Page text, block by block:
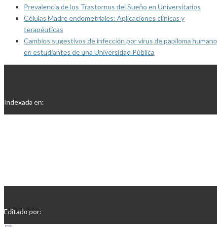
Prevalencia de los Trastornos del Sueño en Universitarios
Células Madre endometriales: Aplicaciones clínicas y
terapéuticas
Cambios sugestivos de infección por virus de papiloma humano
en estudiantes de una Universidad Pública
Indexada en:
Editado por: